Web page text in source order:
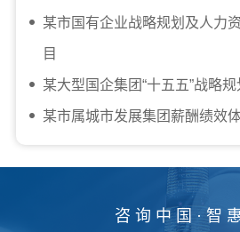
某市国有企业战略规划及人力
目
某大型国企集团“十五五”战略规
某市属城市发展集团薪酬绩效
咨 询 中 国 · 智